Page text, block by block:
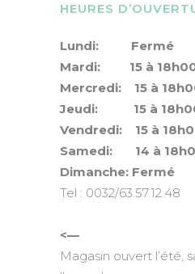
HEURES
Lundi: Fermé
Mardi: 15 à
Mercredi: 15 à
Jeudi: 15 à
Vendredi: 15 à
Samedi: 14 à
Dimanche: Fermé
Tel : 0032/63.57.12.48
<—
Magasin ouvert l’été,